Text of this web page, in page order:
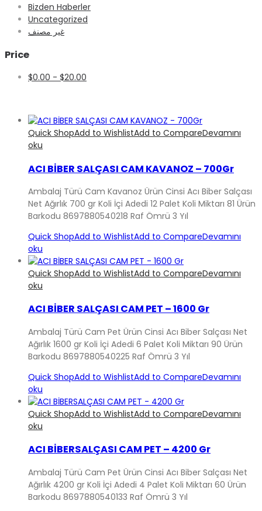
Bizden Haberler
Uncategorized
غير مصنف
Price
$0.00 - $20.00
Quick ShopAdd to WishlistAdd to CompareDevamını
oku
ACI BİBER SALÇASI CAM KAVANOZ – 700Gr
Ambalaj Türü Cam Kavanoz Ürün Cinsi Acı Biber Salçası
Net Ağırlık 700 gr Koli İçi Adedi 12 Palet Koli Miktarı 81 Ürün
Barkodu 8697880540218 Raf Ömrü 3 Yıl
Quick ShopAdd to WishlistAdd to CompareDevamını
oku
Quick ShopAdd to WishlistAdd to CompareDevamını
oku
ACI BİBER SALÇASI CAM PET – 1600 Gr
Ambalaj Türü Cam Pet Ürün Cinsi Acı Biber Salçası Net
Ağırlık 1600 gr Koli İçi Adedi 6 Palet Koli Miktarı 90 Ürün
Barkodu 8697880540225 Raf Ömrü 3 Yıl
Quick ShopAdd to WishlistAdd to CompareDevamını
oku
Quick ShopAdd to WishlistAdd to CompareDevamını
oku
ACI BİBERSALÇASI CAM PET – 4200 Gr
Ambalaj Türü Cam Pet Ürün Cinsi Acı Biber Salçası Net
Ağırlık 4200 gr Koli İçi Adedi 4 Palet Koli Miktarı 60 Ürün
Barkodu 8697880540133 Raf Ömrü 3 Yıl